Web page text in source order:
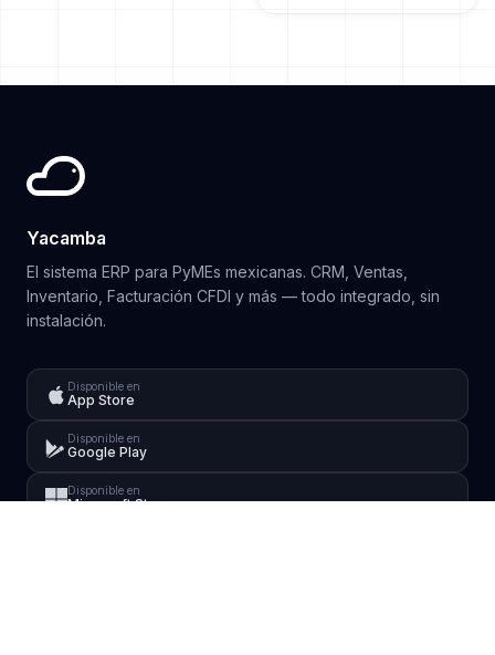
Yacamba
El sistema ERP para PyMEs mexicanas. CRM, Ventas,
Inventario, Facturación CFDI y más — todo integrado, sin
instalación.
Disponible en
App Store
Disponible en
Google Play
Disponible en
Microsoft Store